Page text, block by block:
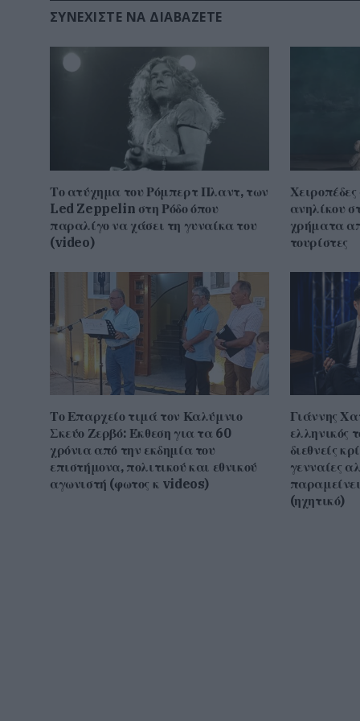
ΣΥΝΕΧΊΣΤΕ ΝΑ ΔΙΑΒΆΖΕΤΕ
Το ατύχημα του Ρόμπερτ Πλαντ, των
Led Zeppelin στη Ρόδο όπου
παραλίγο να χάσει τη γυναίκα του
(video)
ανηλίκου
χρήματα
τουρίστες
Το Επαρχείο τιμά τον Καλύμνιο
Σκεύο Ζερβό: Έκθεση για τα 60
χρόνια από την εκδημία του
επιστήμονα, πολιτικού και εθνικού
αγωνιστή (φωτος κ videos)
Γιάννης
ελληνικός
διεθνείς
γενναίες
(ηχητικό)